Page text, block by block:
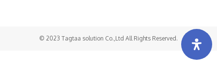
© 2023 Tagtaa solution Co.,Ltd All Rights Reserved.